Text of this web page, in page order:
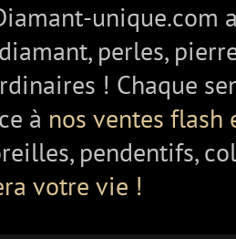
unique.com
perles,
! Chaque
à nos ventes
pendentifs,
votre vie !